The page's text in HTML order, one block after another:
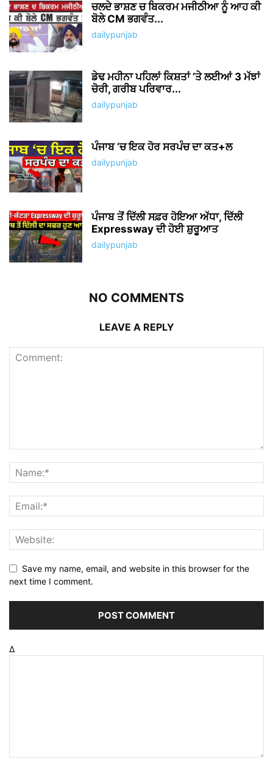
ਚਲਦੇ ਭਾਸ਼ਣ ਚ ਬਿਕਰਮ ਮਜੀਠੀਆ ਨੂੰ ਆਹ ਕੀ
ਬੋਲੇ CM ਭਗਵੰਤ...
dailypunjab
ਡੇਢ ਮਹੀਨਾ ਪਹਿਲਾਂ ਕਿਸ਼ਤਾਂ ‘ਤੇ ਲਈਆਂ 3 ਮੱਝਾਂ
ਚੋਰੀ, ਗਰੀਬ ਪਰਿਵਾਰ...
dailypunjab
ਪੰਜਾਬ ‘ਚ ਇਕ ਹੋਰ ਸਰਪੰਚ ਦਾ ਕਤ+ਲ
dailypunjab
ਪੰਜਾਬ ਤੋਂ ਦਿੱਲੀ ਸਫ਼ਰ ਹੋਇਆ ਅੱਧਾ, ਦਿੱਲੀ
Expressway ਦੀ ਹੋਈ ਸ਼ੁਰੂਆਤ
dailypunjab
NO COMMENTS
LEAVE A REPLY
Save my name, email, and website in this browser for the
next time I comment.
Δ